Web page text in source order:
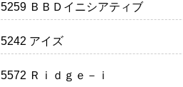
5259 ＢＢＤイニシアティブ
5242 アイズ
5572 Ｒｉｄｇｅ－ｉ